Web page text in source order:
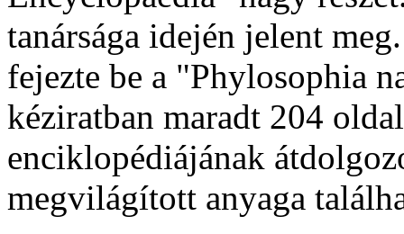
tanársága idején jelent
fejezte be a "Phylosophia
kéziratban maradt 204
enciklopédiájának
megvilágított anyaga